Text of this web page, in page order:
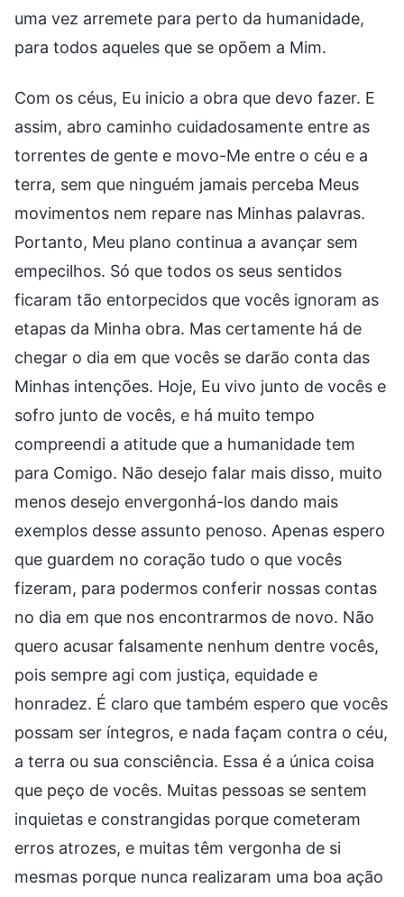
uma vez arremete para perto da humanidade,
para todos aqueles que se opõem a Mim.
Com os céus, Eu inicio a obra que devo fazer. E
assim, abro caminho cuidadosamente entre as
torrentes de gente e movo-Me entre o céu e a
terra, sem que ninguém jamais perceba Meus
movimentos nem repare nas Minhas palavras.
Portanto, Meu plano continua a avançar sem
empecilhos. Só que todos os seus sentidos
ficaram tão entorpecidos que vocês ignoram as
etapas da Minha obra. Mas certamente há de
chegar o dia em que vocês se darão conta das
Minhas intenções. Hoje, Eu vivo junto de vocês e
sofro junto de vocês, e há muito tempo
compreendi a atitude que a humanidade tem
para Comigo. Não desejo falar mais disso, muito
menos desejo envergonhá-los dando mais
exemplos desse assunto penoso. Apenas espero
que guardem no coração tudo o que vocês
fizeram, para podermos conferir nossas contas
no dia em que nos encontrarmos de novo. Não
quero acusar falsamente nenhum dentre vocês,
pois sempre agi com justiça, equidade e
honradez. É claro que também espero que vocês
possam ser íntegros, e nada façam contra o céu,
a terra ou sua consciência. Essa é a única coisa
que peço de vocês. Muitas pessoas se sentem
inquietas e constrangidas porque cometeram
erros atrozes, e muitas têm vergonha de si
mesmas porque nunca realizaram uma boa ação